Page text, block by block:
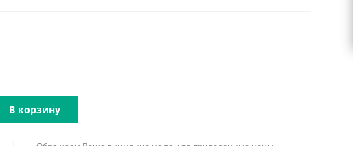
В корзину